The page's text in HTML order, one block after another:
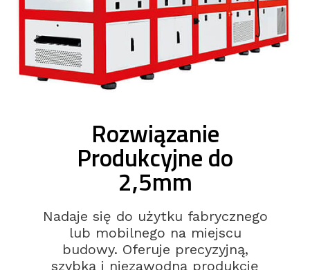
Rozwiązanie
Produkcyjne do
2,5mm
Nadaje się do użytku fabrycznego
lub mobilnego na miejscu
budowy. Oferuje precyzyjną,
szybką i niezawodną produkcję